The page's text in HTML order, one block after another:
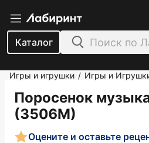
Каталог
Игры и игрушки / Игры и
Поросенок
(3506М)
Оцените и оставьте